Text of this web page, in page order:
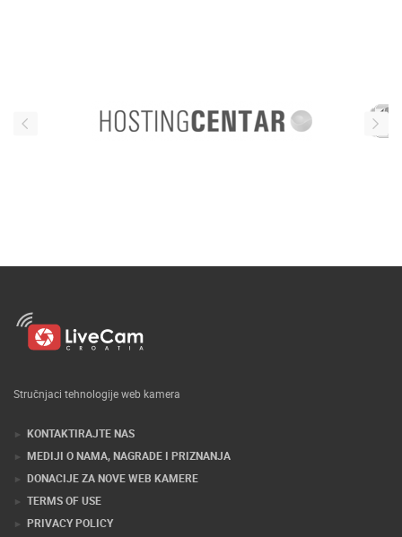
Stručnjaci tehnologije web kamera
KONTAKTIRAJTE NAS
MEDIJI O NAMA, NAGRADE I PRIZNANJA
DONACIJE ZA NOVE WEB KAMERE
TERMS OF USE
PRIVACY POLICY